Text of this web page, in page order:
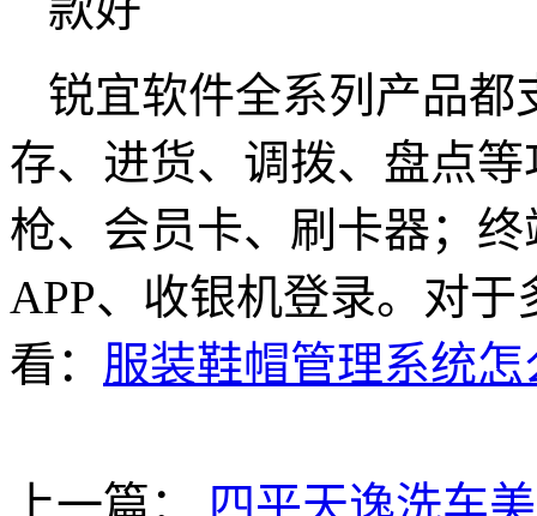
锐宜软件全系列产品都
存、进货、调拨、盘点
枪、会员卡、刷卡器；
APP、收银机登录。对
看： 服装鞋帽管理系统
上一篇：
四平天逸洗车